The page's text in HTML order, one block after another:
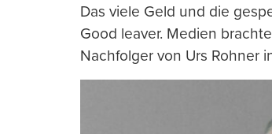
Das viele Geld und die
Good leaver. Medien
Nachfolger von Urs Rohner